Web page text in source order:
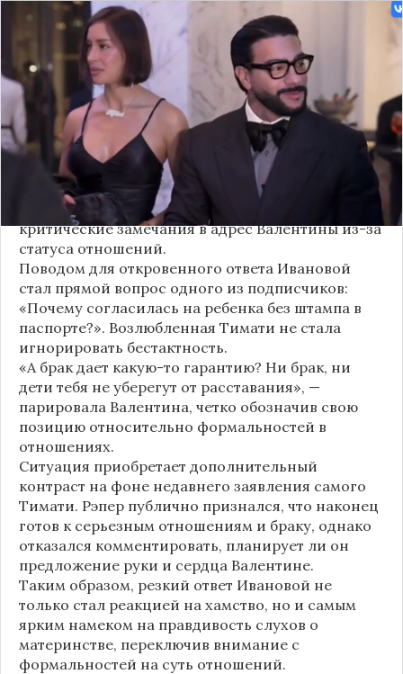
Валентина Иванова, избранница рэпера Тимати,
публично ответила на бестактный вопрос о
своем решении родить ребенка вне
официального брака. Ее резкая реакция стала
первым косвенным подтверждением слухов о
рождении дочери, ранее распространяемых
изданием «СтарХит».
Хотя сама звездная пара официально не
объявляла о пополнении, поклонники уже
засыпали их поздравлениями. Однако
некоторые комментаторы позволили себе
критические замечания в адрес Валентины из-за
статуса отношений.
Поводом для откровенного ответа Ивановой
стал прямой вопрос одного из подписчиков:
«Почему согласилась на ребенка без штампа в
паспорте?». Возлюбленная Тимати не стала
игнорировать бестактность.
«А брак дает какую-то гарантию? Ни брак, ни
дети тебя не уберегут от расставания», —
парировала Валентина, четко обозначив свою
позицию относительно формальностей в
отношениях.
Ситуация приобретает дополнительный
контраст на фоне недавнего заявления самого
Тимати. Рэпер публично признался, что наконец
готов к серьезным отношениям и браку, однако
отказался комментировать, планирует ли он
предложение руки и сердца Валентине.
Таким образом, резкий ответ Ивановой не
только стал реакцией на хамство, но и самым
ярким намеком на правдивость слухов о
материнстве, переключив внимание с
формальностей на суть отношений.